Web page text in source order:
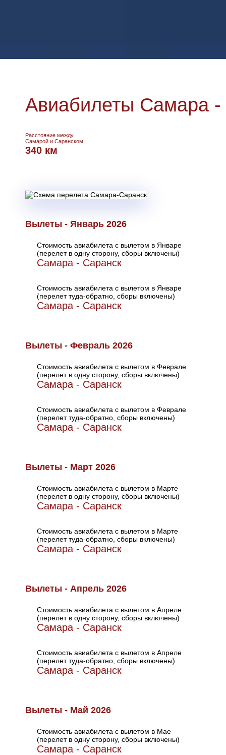
Авиабилеты Самара -
Расстояние между
Самарой и Саранском
340 км
Вылеты - Январь 2026
Стоимость авиабилета с вылетом в Январе
(перелет в одну сторону, сборы включены)
Самара - Саранск
Стоимость авиабилета с вылетом в Январе
(перелет туда-обратно, сборы включены)
Самара - Саранск
Вылеты - Февраль 2026
Стоимость авиабилета с вылетом в Феврале
(перелет в одну сторону, сборы включены)
Самара - Саранск
Стоимость авиабилета с вылетом в Феврале
(перелет туда-обратно, сборы включены)
Самара - Саранск
Вылеты - Март 2026
Стоимость авиабилета с вылетом в Марте
(перелет в одну сторону, сборы включены)
Самара - Саранск
Стоимость авиабилета с вылетом в Марте
(перелет туда-обратно, сборы включены)
Самара - Саранск
Вылеты - Апрель 2026
Стоимость авиабилета с вылетом в Апреле
(перелет в одну сторону, сборы включены)
Самара - Саранск
Стоимость авиабилета с вылетом в Апреле
(перелет туда-обратно, сборы включены)
Самара - Саранск
Вылеты - Май 2026
Стоимость авиабилета с вылетом в Мае
(перелет в одну сторону, сборы включены)
Самара - Саранск